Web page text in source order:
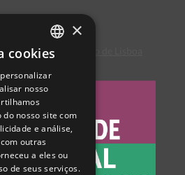
de Consumo de Lisboa
PORTUGUESE
ENGLISH
SPANISH
×
cookies
nosso
nosso site com
e análise,
outras
a eles ou
de seus serviços.